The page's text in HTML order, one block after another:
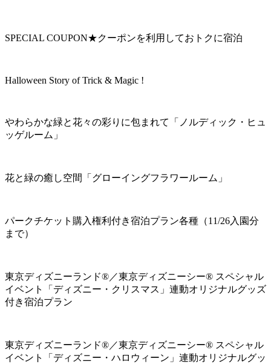
SPECIAL COUPON★クーポンを利用しておトクに宿泊
Halloween Story of Trick & Magic !
やわらかな緑と花々の彩りに包まれて「ノルディック・ヒュ
ッゲルーム」
花と緑の癒し空間「グローイングフラワールーム」
パークチケット購入権利付き宿泊プラン各種（11/26入園分
まで）
東京ディズニーランド®／東京ディズニーシー® スペシャル
イベント「ディズニー・クリスマス」連動オリジナルグッズ
付き宿泊プラン
東京ディズニーランド®／東京ディズニーシー® スペシャル
イベント「ディズニー・ハロウィーン」連動オリジナルグッ